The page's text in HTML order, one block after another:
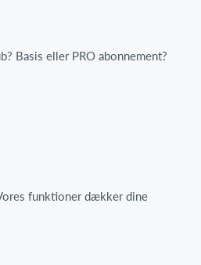
Basis eller PRO abonnement?
funktioner dækker dine